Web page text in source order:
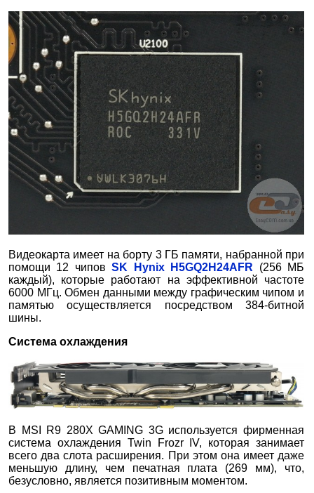
Видеокарта имеет на борту 3 ГБ памяти, набранной при
помощи 12 чиповSK Hynix H5GQ2H24AFR (256 МБ
каждый), которые работают на эффективной частоте
6000 МГц. Обмен данными между графическим чипом и
памятью осуществляется посредством 384-битной
шины.
Система охлаждения
В MSI R9 280X GAMING 3G используется фирменная
система охлаждения Twin Frozr IV, которая занимает
всего два слота расширения. При этом она имеет даже
меньшую длину, чем печатная плата (269 мм), что,
безусловно, является позитивным моментом.